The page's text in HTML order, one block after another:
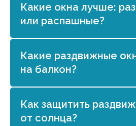
Какие окна лучше:
или распашные?
Какие раздвижные
на балкон?
Как защитить
от солнца?